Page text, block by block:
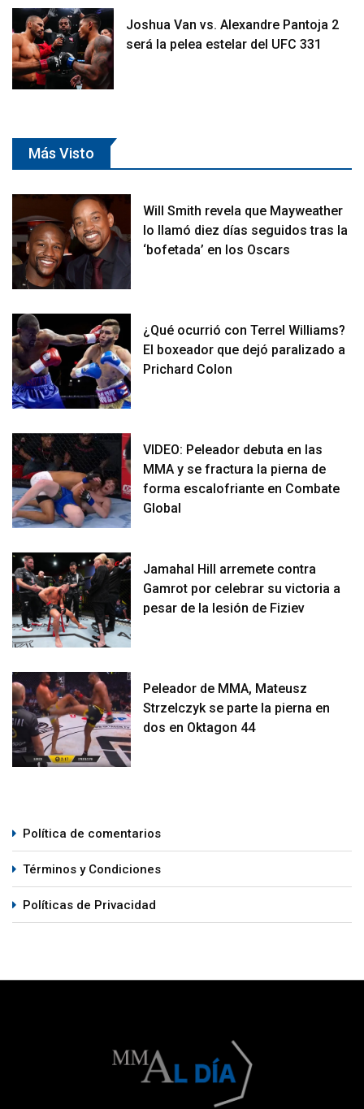
Joshua Van vs. Alexandre Pantoja 2
será la pelea estelar del UFC 331
Más Visto
Will Smith revela que Mayweather
lo llamó diez días seguidos tras la
‘bofetada’ en los Oscars
¿Qué ocurrió con Terrel Williams?
El boxeador que dejó paralizado a
Prichard Colon
VIDEO: Peleador debuta en las
MMA y se fractura la pierna de
forma escalofriante en Combate
Global
Jamahal Hill arremete contra
Gamrot por celebrar su victoria a
pesar de la lesión de Fiziev
Peleador de MMA, Mateusz
Strzelczyk se parte la pierna en
dos en Oktagon 44
Política de comentarios
Términos y Condiciones
Políticas de Privacidad